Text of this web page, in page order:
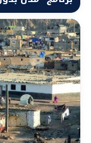
2025